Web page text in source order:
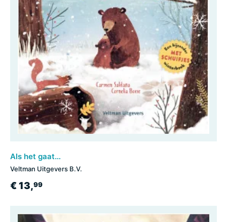
Als het gaat sneeuwen
Veltman Uitgevers B.V.
€ 13,99